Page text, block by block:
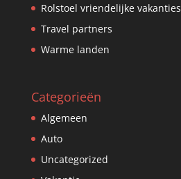
Rolstoel vriendelijke vakanties
Travel partners
Warme landen
Categorieën
Algemeen
Auto
Uncategorized